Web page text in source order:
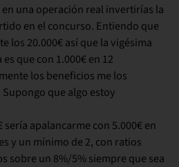
una operación real invertirías la
en el concurso. Entiendo que
los 20.000€ así que la vigésima
que con 1.000€ en 12
los beneficios me los
que algo estoy
apalancarme con 5.000€ en
y un mínimo de 2, con ratios
sobre un 8%/5% siempre que sea